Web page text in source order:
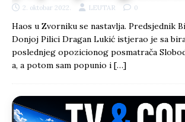
2. oktobar 2022. LEUTAR 0
Haos u Zvorniku se nastavlja. Predsjednik
Donjoj Pilici Dragan Lukić istjerao je sa
poslednjeg opozicionog posmatrača
a, a potom sam popunio i […]